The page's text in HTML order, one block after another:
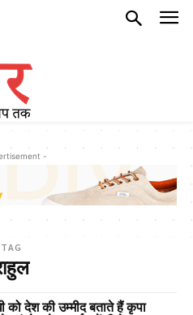
-
TAG
को देश की उम्मीद बताते हैं कृपा